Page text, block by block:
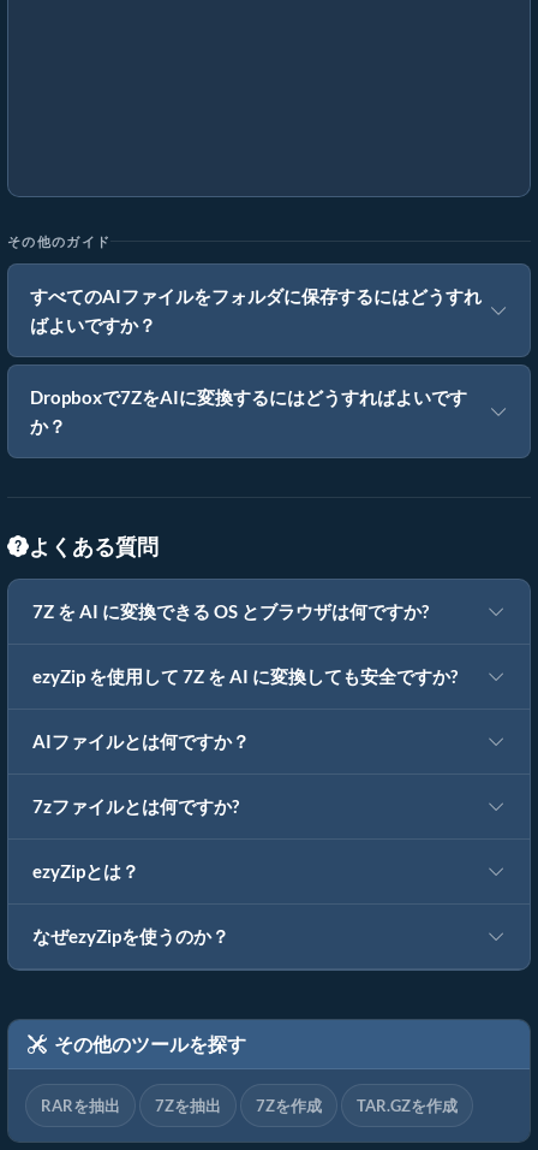
その他のガイド
すべてのAIファイルをフォルダに保存するにはどうすれ
ばよいですか？
Dropboxで7ZをAIに変換するにはどうすればよいです
か？
よくある質問
7Z を AI に変換できる OS とブラウザは何ですか?
ezyZip を使用して 7Z を AI に変換しても安全ですか?
AIファイルとは何ですか？
7zファイルとは何ですか?
ezyZipとは？
なぜezyZipを使うのか？
その他のツールを探す
RARを抽出 7Zを抽出 7Zを作成 TAR.GZを作成